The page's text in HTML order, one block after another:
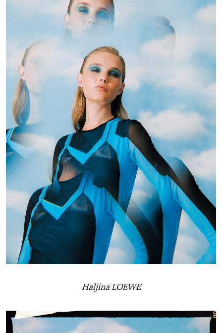
Haljina LOEWE